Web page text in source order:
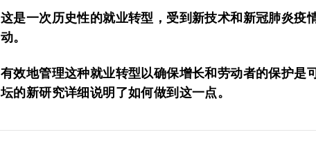
这是一次历史性的就业转型，受到新技术和新冠肺炎疫
动。
有效地管理这种就业转型以确保增长和劳动者的保护是
坛的新研究详细说明了如何做到这一点。